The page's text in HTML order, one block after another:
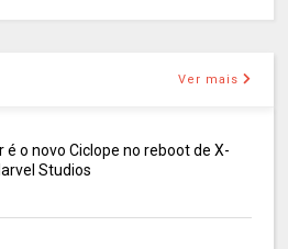
Ver mais
é o novo Ciclope no reboot de X-
Studios